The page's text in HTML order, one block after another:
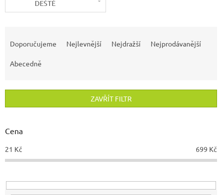
DEŠTĚ
r
d
k
t
Doporučujeme Nejlevnější Nejdražší Nejprodávanější
Abecedně
ZAVŘÍT FILTR
Cena
21 Kč 699 Kč